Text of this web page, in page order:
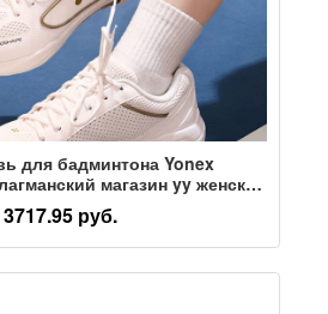
для бадминтона Yonex
магазин yy женская
спортивная обувь для
натуральная SHB470
3717.95 руб.